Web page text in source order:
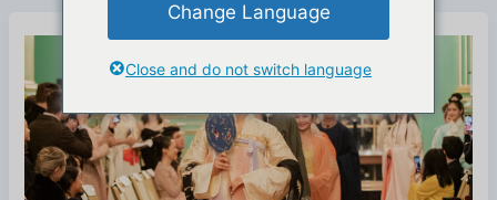
Change Language
Close and do not switch language